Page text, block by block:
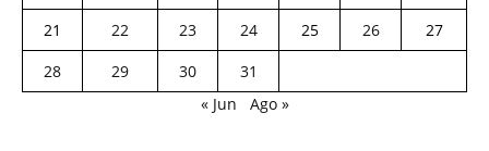
21
22 23 24 25 26
27
28
29 30
31
« Jun
Ago »